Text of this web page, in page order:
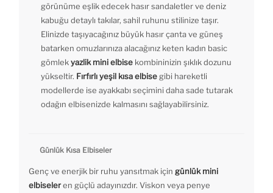
görünüme eşlik edecek hasır sandaletler ve deniz
kabuğu detaylı takılar, sahil ruhunu stilinize taşır.
Elinizde taşıyacağınız büyük hasır çanta ve güneş
batarken omuzlarınıza alacağınız keten kadın basic
gömlekyazlik mini elbise kombininizin şıklık dozunu
yükseltir. Fırfırlı yeşil kısa elbise gibi hareketli
modellerde ise ayakkabı seçimini daha sade tutarak
odağın elbisenizde kalmasını sağlayabilirsiniz.
Günlük Kısa Elbiseler
Genç ve enerjik bir ruhu yansıtmak için günlük mini
elbiseleren güçlü adayınızdır. Viskon veya penye